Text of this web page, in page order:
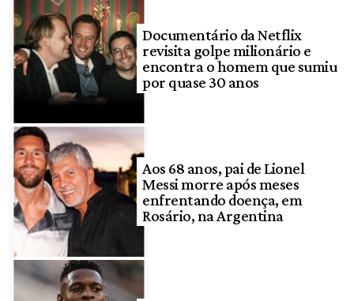
Documentário da Netflix
revisita golpe milionário e
encontra o homem que sumiu
por quase 30 anos
Aos 68 anos, pai de Lionel
Messi morre após meses
enfrentando doença, em
Rosário, na Argentina